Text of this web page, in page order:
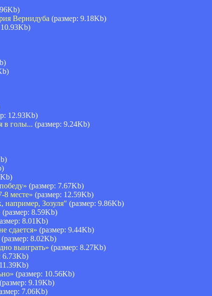
Вернидуба (размер: 9.18Kb)
12.93Kb)
в голы... (размер: 9.24Kb)
(размер: 7.67Kb)
месте» (размер: 12.59Kb)
Зозуля" (размер: 9.86Kb)
(размер: 8.59Kb)
8.01Kb)
сдается» (размер: 9.44Kb)
(размер: 8.02Kb)
выиграть» (размер: 8.27Kb)
6.73Kb)
(размер: 10.56Kb)
(размер: 9.19Kb)
7.06Kb)